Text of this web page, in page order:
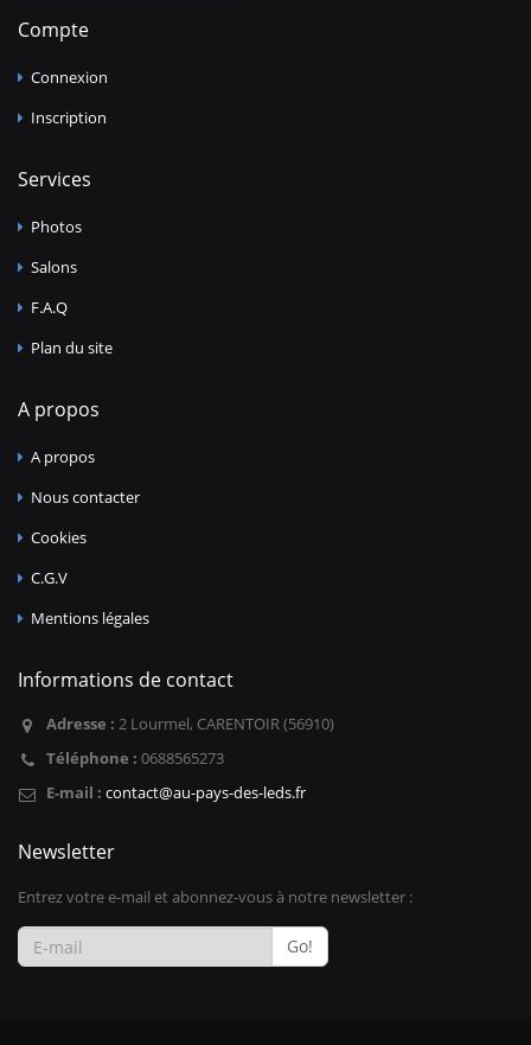
Compte
Connexion
Inscription
Services
Photos
Salons
F.A.Q
Plan du site
A propos
A propos
Nous contacter
Cookies
C.G.V
Mentions légales
Informations de contact
Adresse : 2 Lourmel, CARENTOIR (56910)
Téléphone : 0688565273
E-mail : contact@au-pays-des-leds.fr
Newsletter
Entrez votre e-mail et abonnez-vous à notre newsletter :
Go!